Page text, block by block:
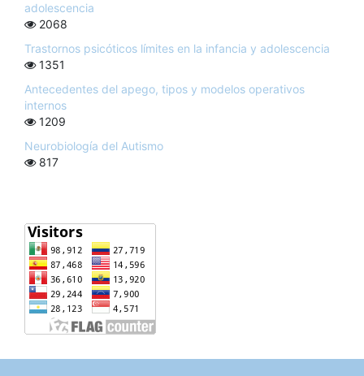
adolescencia
2068
Trastornos psicóticos límites en la infancia y adolescencia
1351
Antecedentes del apego, tipos y modelos operativos
internos
1209
Neurobiología del Autismo
817